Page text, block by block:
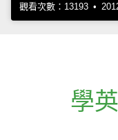
觀看次數：13193 •
學